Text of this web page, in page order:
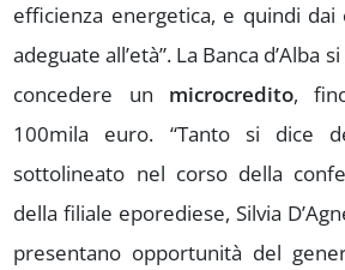
efficienza energetica, e quindi
adeguate all’età”. La Banca d’Alba
concedere un microcredito,
100mila euro. “Tanto si dice
sottolineato nel corso della
della filiale eporediese, Silvia
presentano opportunità del